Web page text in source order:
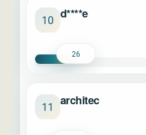
10 d****e
26
11 architec